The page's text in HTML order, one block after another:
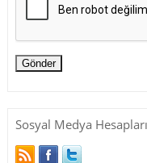
Sosyal Medya